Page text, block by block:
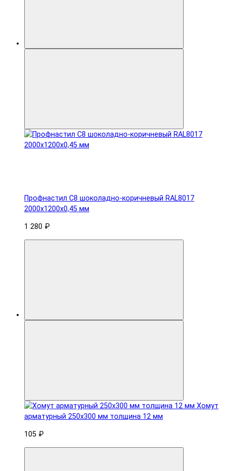
Профнастил С8 шоколадно-коричневый RAL8017
2000х1200х0,45 мм
1 280 ₽
Хомут
арматурный 250x300 мм толщина 12 мм
105 ₽